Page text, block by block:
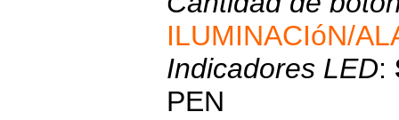
ILUMINACIóN/
Indicadores LED:
PEN